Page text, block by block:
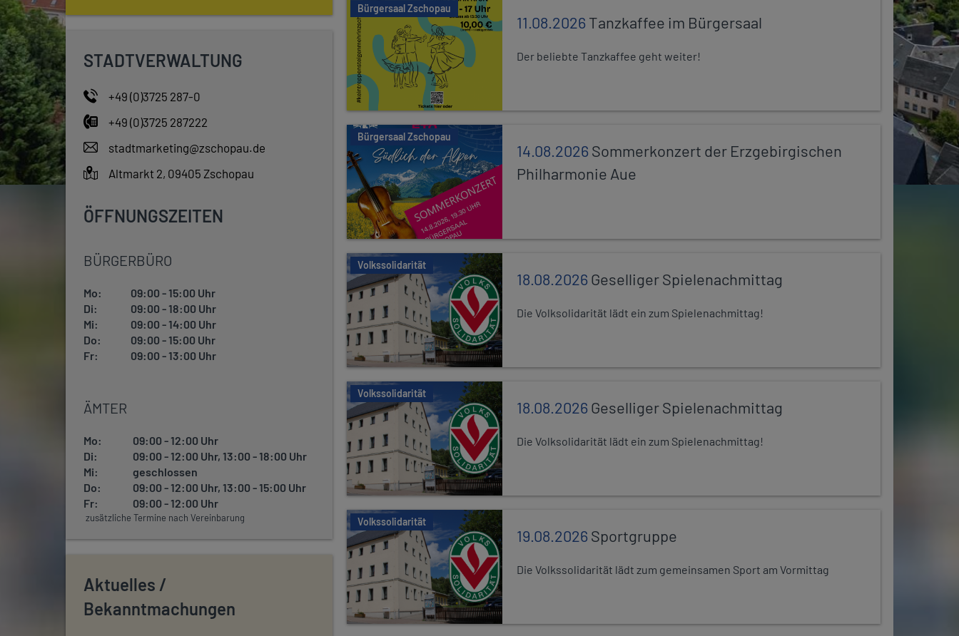
STADTVERWALTUNG
+49 (0)3725 287-0
+49 (0)3725 287222
stadtmarketing@zschopau.de
Altmarkt 2, 09405 Zschopau
ÖFFNUNGSZEITEN
BÜRGERBÜRO
Mo:
09:00 - 15:00 Uhr
Di:
09:00 - 18:00 Uhr
Mi:
09:00 - 14:00 Uhr
Do:
09:00 - 15:00 Uhr
Fr:
09:00 - 13:00 Uhr
ÄMTER
Mo:
09:00 - 12:00 Uhr
Di:
09:00 - 12:00 Uhr, 13:00 - 18:00 Uhr
Mi:
geschlossen
Do:
09:00 - 12:00 Uhr, 13:00 - 15:00 Uhr
Fr:
09:00 - 12:00 Uhr
zusätzliche Termine nach Vereinbarung
Aktuelles /
Bekanntmachungen
Bürgersaal Zschopau
11.08.2026Tanzkaffee im Bürgersaal
Der beliebte Tanzkaffee geht weiter!
Bürgersaal Zschopau
14.08.2026Sommerkonzert der Erzgebirgischen
Philharmonie Aue
Volkssolidarität
18.08.2026Geselliger Spielenachmittag
Die Volksolidarität lädt ein zum Spielenachmittag!
Volkssolidarität
18.08.2026Geselliger Spielenachmittag
Die Volksolidarität lädt ein zum Spielenachmittag!
Volkssolidarität
19.08.2026Sportgruppe
Die Volkssolidarität lädt zum gemeinsamen Sport am Vormittag